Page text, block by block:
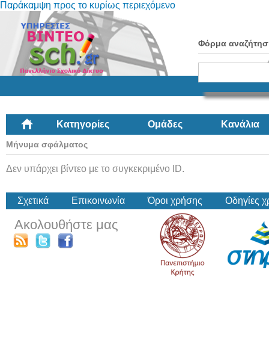
Παράκαμψη προς το κυρίως περιεχόμενο
Φόρμα
Κατηγορίες Ομάδες Κανάλια
Μήνυμα σφάλματος
Δεν υπάρχει βίντεο με το συγκεκριμένο ID.
Σχετικά Επικοινωνία Όροι χρήσης Οδηγίες
Ακολουθήστε μας